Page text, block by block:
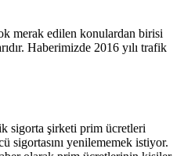
merak edilen konulardan birisi
Haberimizde 2016 yılı trafik
sigorta şirketi prim ücretleri
sigortasını yenilememek istiyor.